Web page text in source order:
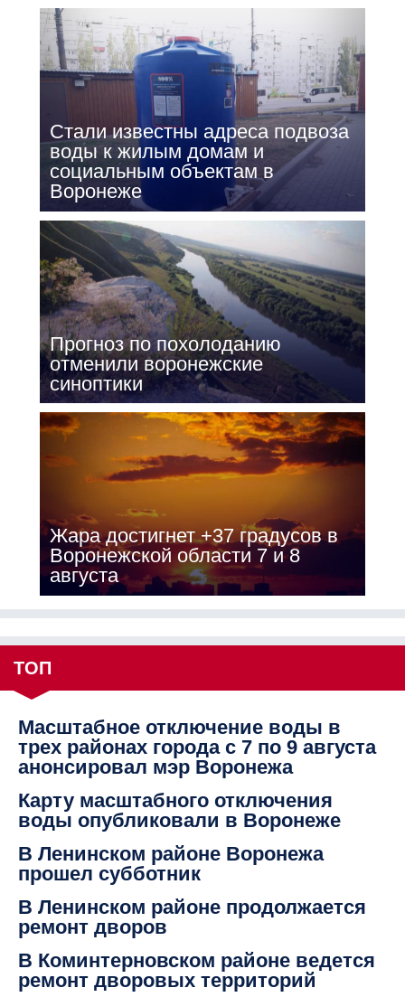
Стали известны адреса подвоза
воды к жилым домам и
социальным объектам в
Воронеже
Прогноз по похолоданию
отменили воронежские
синоптики
Жара достигнет +37 градусов в
Воронежской области 7 и 8
августа
ТОП
Масштабное отключение воды в
трех районах города с 7 по 9 августа
анонсировал мэр Воронежа
Карту масштабного отключения
воды опубликовали в Воронеже
В Ленинском районе Воронежа
прошел субботник
В Ленинском районе продолжается
ремонт дворов
В Коминтерновском районе ведется
ремонт дворовых территорий